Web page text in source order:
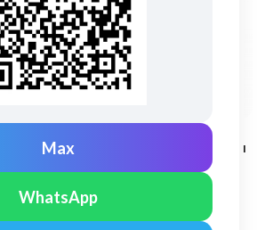
Max
WhatsApp
увеличить
для кровли Самоклеющиеся ленты